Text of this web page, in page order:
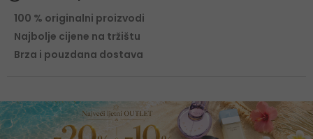
100 % originalni proizvodi
Najbolje cijene na tržištu
Brza i pouzdana dostava